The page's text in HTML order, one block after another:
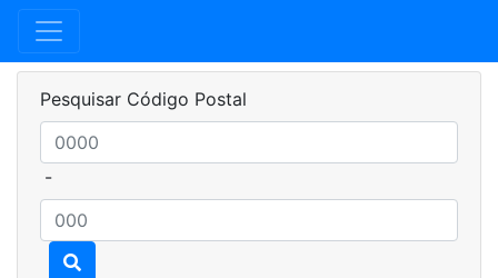
Pesquisar Código Postal
-